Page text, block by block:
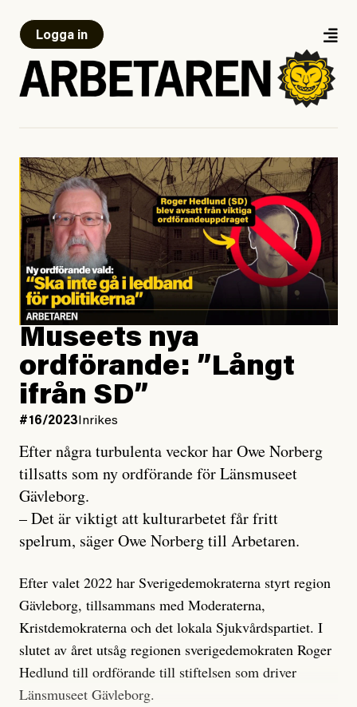
Logga in
Museets nya
ordförande: ”Långt
ifrån SD”
#16/2023Inrikes
Efter några turbulenta veckor har Owe Norberg
tillsatts som ny ordförande för Länsmuseet
Gävleborg.
– Det är viktigt att kulturarbetet får fritt
spelrum, säger Owe Norberg till Arbetaren.
Efter valet 2022 har Sverigedemokraterna styrt region
Gävleborg, tillsammans med Moderaterna,
Kristdemokraterna och det lokala Sjukvårdspartiet. I
slutet av året utsåg regionen sverigedemokraten Roger
Hedlund till ordförande till stiftelsen som driver
Länsmuseet Gävleborg.